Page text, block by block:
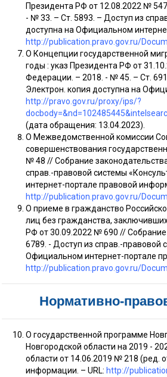
Президента РФ от 12.08.2022 №
- № 33. – Ст. 5893. – Доступ из
доступна на Официальном
http://publication.pravo.gov.ru/
О Концепции государственной
годы : указ Президента РФ от
Федерации. – 2018. - № 45. – Ст.
Электрон. копия доступна на
http://pravo.gov.ru/proxy/ips/?
(дата обращения: 13.04.2023).
О Межведомственной комиссии
совершенствования
№ 48 // Собрание
справ.-правовой системы
интернет-портале правовой
http://publication.pravo.gov.ru/
О приеме в гражданство
лиц без гражданства,
РФ от 30.09.2022 № 690 //
6789. - Доступ из справ.-правовой
Официальном интернет-портале
http://publication.pravo.gov.ru/
Нормативно-
О государственной программе
Новгородской области на 2019 -
области от 14.06.2019 № 218 (ред.
информации. – URL: http://